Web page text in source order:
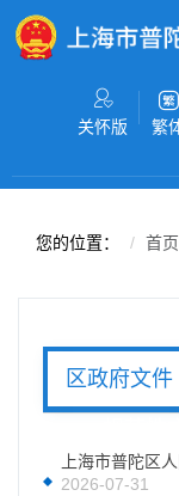
无障碍操作说明
关怀版 繁
您的位置： 首页
区政府文件
上海市普陀区
2026-07-31